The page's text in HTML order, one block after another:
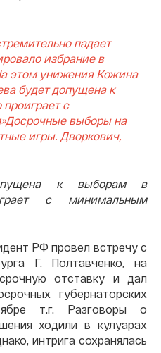
падает
избрание в
этом унижения Кожина
будет допущена к
с
Досрочные выборы на
игры. Дворкович,
к выборам в
с минимальным
РФ провел встречу с
Г. Полтавченко, на
отставку и дал
губернаторских
т.г. Разговоры о
ходили в кулуарах
интрига сохранялась